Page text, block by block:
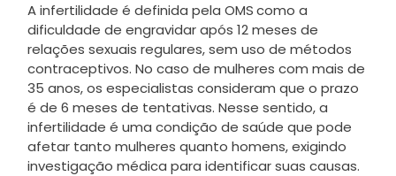
A infertilidade é definida pela OMScomo a
dificuldade de engravidar após 12 meses de
relações sexuais regulares, sem uso de métodos
contraceptivos. No caso de mulheres com mais de
35 anos, os especialistas consideram que o prazo
é de 6 meses de tentativas. Nesse sentido, a
infertilidade é uma condição de saúde que pode
afetar tanto mulheres quanto homens, exigindo
investigação médica para identificar suas causas.